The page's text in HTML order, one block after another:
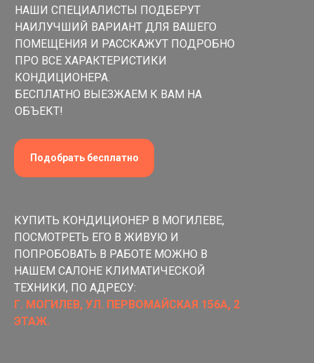
НАШИ СПЕЦИАЛИСТЫ ПОДБЕРУТ
НАИЛУЧШИЙ ВАРИАНТ ДЛЯ ВАШЕГО
ПОМЕЩЕНИЯ И РАССКАЖУТ ПОДРОБНО
ПРО ВСЕ ХАРАКТЕРИСТИКИ
КОНДИЦИОНЕРА.
БЕСПЛАТНО ВЫЕЗЖАЕМ К ВАМ НА
ОБЪЕКТ!
Подобрать бесплатно
КУПИТЬ КОНДИЦИОНЕР В МОГИЛЕВЕ,
ПОСМОТРЕТЬ ЕГО В ЖИВУЮ И
ПОПРОБОВАТЬ В РАБОТЕ МОЖНО В
НАШЕМ САЛОНЕ КЛИМАТИЧЕСКОЙ
ТЕХНИКИ, ПО АДРЕСУ:
Г. МОГИЛЕВ, УЛ. ПЕРВОМАЙСКАЯ 156А, 2
ЭТАЖ.